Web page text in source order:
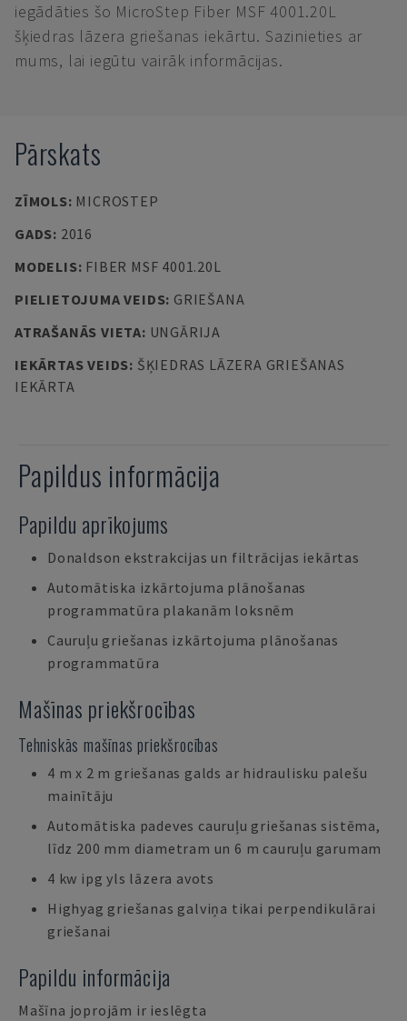
iegādāties šo MicroStep Fiber MSF 4001.20L
šķiedras lāzera griešanas iekārtu. Sazinieties ar
mums, lai iegūtu vairāk informācijas.
Pārskats
ZĪMOLS: MICROSTEP
GADS: 2016
MODELIS: FIBER MSF 4001.20L
PIELIETOJUMA VEIDS: GRIEŠANA
ATRAŠANĀS VIETA: UNGĀRIJA
IEKĀRTAS VEIDS: ŠĶIEDRAS LĀZERA GRIEŠANAS
IEKĀRTA
Papildus informācija
Papildu aprīkojums
Donaldson ekstrakcijas un filtrācijas iekārtas
Automātiska izkārtojuma plānošanas
programmatūra plakanām loksnēm
Cauruļu griešanas izkārtojuma plānošanas
programmatūra
Mašīnas priekšrocības
Tehniskās mašīnas priekšrocības
4 m x 2 m griešanas galds ar hidraulisku palešu
mainītāju
Automātiska padeves cauruļu griešanas sistēma,
līdz 200 mm diametram un 6 m cauruļu garumam
4 kw ipg yls lāzera avots
Highyag griešanas galviņa tikai perpendikulārai
griešanai
Papildu informācija
Mašīna joprojām ir ieslēgta